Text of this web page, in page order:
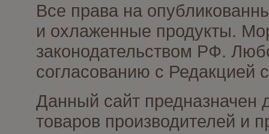
Все права на
и охлаженные продукты.
законодательством РФ.
согласованию с Редакцией
Данный сайт предназначен
товаров производителей и